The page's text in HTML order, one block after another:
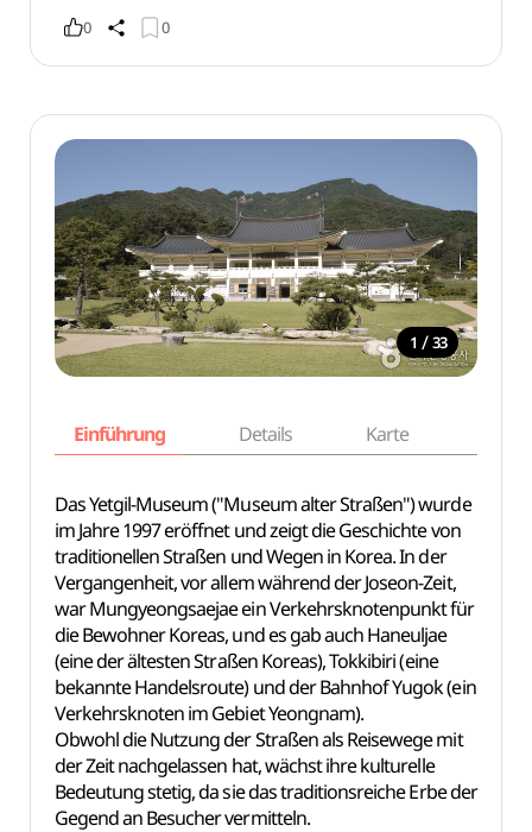
0 0
1 / 33
Einführung Details Karte
Das Yetgil-Museum ("Museum alter Straßen") wurde
im Jahre 1997 eröffnet und zeigt die Geschichte von
traditionellen Straßen und Wegen in Korea. In der
Vergangenheit, vor allem während der Joseon-Zeit,
war Mungyeongsaejae ein Verkehrsknotenpunkt für
die Bewohner Koreas, und es gab auch Haneuljae
(eine der ältesten Straßen Koreas), Tokkibiri (eine
bekannte Handelsroute) und der Bahnhof Yugok (ein
Verkehrsknoten im Gebiet Yeongnam).
Obwohl die Nutzung der Straßen als Reisewege mit
der Zeit nachgelassen hat, wächst ihre kulturelle
Bedeutung stetig, da sie das traditionsreiche Erbe der
Gegend an Besucher vermitteln.